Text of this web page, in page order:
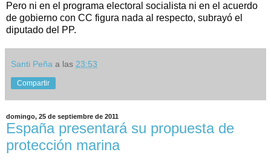
Pero ni en el programa electoral socialista ni en el acuerdo
de gobierno con CC figura nada al respecto, subrayó el
diputado del PP.
Santi Peña a las 23:53
Compartir
domingo, 25 de septiembre de 2011
España presentará su propuesta de
protección marina